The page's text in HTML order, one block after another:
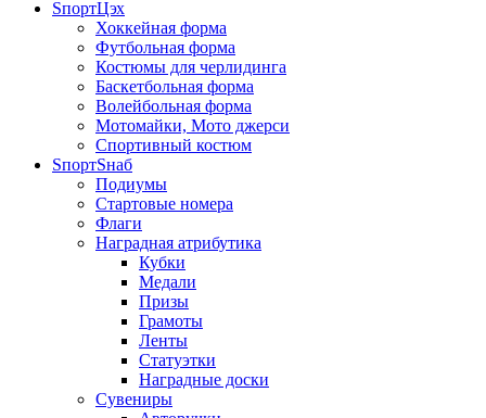
SпортЦэх
Хоккейная форма
Футбольная форма
Костюмы для черлидинга
Баскетбольная форма
Волейбольная форма
Мотомайки, Мото джерси
Спортивный костюм
SпортSнаб
Подиумы
Стартовые номера
Флаги
Наградная атрибутика
Кубки
Медали
Призы
Грамоты
Ленты
Статуэтки
Наградные доски
Сувениры